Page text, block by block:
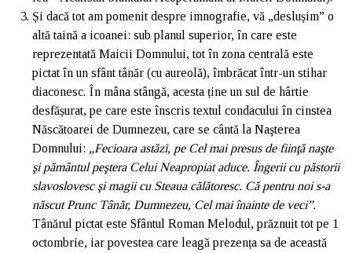
Și dacă tot am pomenit despre imnografie, vă „deslușim” o
altă taină a icoanei: sub planul superior, în care este
reprezentată Maicii Domnului, tot în zona centrală este
pictat în un sfânt tânăr (cu aureolă), îmbrăcat într-un stihar
diaconesc. În mâna stângă, acesta ține un sul de hârtie
desfășurat, pe care este înscris textul condacului în cinstea
Născătoarei de Dumnezeu, care se cântă la Naşterea
Domnului: „Fecioara astăzi, pe Cel mai presus de fiinţă naşte
şi pământul peştera Celui Neapropiat aduce. Îngerii cu păstorii
slavoslovesc şi magii cu Steaua călătoresc. Că pentru noi s-a
născut Prunc Tânăr, Dumnezeu, Cel mai înainte de veci”.
Tânărul pictat este Sfântul Roman Melodul, prăznuit tot pe 1
octombrie, iar povestea care leagă prezența sa de această